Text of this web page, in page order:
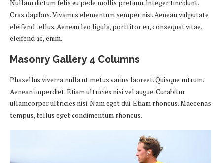
Nullam dictum felis eu pede mollis pretium. Integer tincidunt.
Cras dapibus. Vivamus elementum semper nisi. Aenean vulputate
eleifend tellus. Aenean leo ligula, porttitor eu, consequat vitae,
eleifend ac, enim.
Masonry Gallery 4 Columns
Phasellus viverra nulla ut metus varius laoreet. Quisque rutrum.
Aenean imperdiet. Etiam ultricies nisi vel augue. Curabitur
ullamcorper ultricies nisi. Nam eget dui. Etiam rhoncus. Maecenas
tempus, tellus eget condimentum rhoncus.